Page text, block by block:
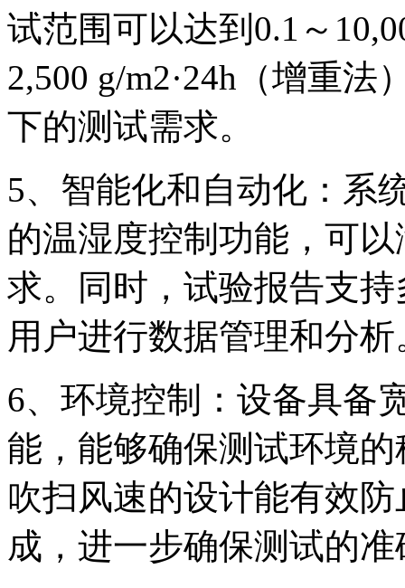
试范围可以达到0.1～
2,500 g/m2·24h（增重
下的测试需求。
5、智能化和自动化：系
的温湿度控制功能，可
求。同时，试验报告支
用户进行数据管理和分析
6、环境控制：设备具备
能，能够确保测试环境
吹扫风速的设计能有效
成，进一步确保测试的